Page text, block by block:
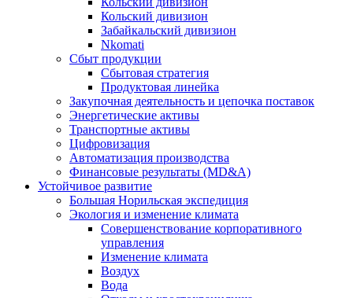
Кольский дивизион
Забайкальский дивизион
Nkomati
Сбыт продукции
Сбытовая стратегия
Продуктовая линейка
Закупочная деятельность и цепочка поставок
Энергетические активы
Транспортные активы
Цифровизация
Автоматизация производства
Финансовые результаты (MD&A)
Устойчивое развитие
Большая Норильская экспедиция
Экология и изменение климата
Совершенствование корпоративного
управления
Изменение климата
Воздух
Вода